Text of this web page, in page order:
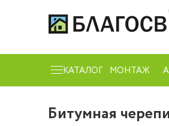
КАТАЛОГ МОНТАЖ
Битумная